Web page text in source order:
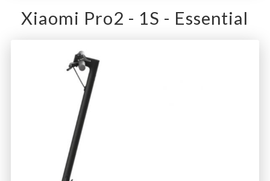
Xiaomi Pro2 - 1S - Essential